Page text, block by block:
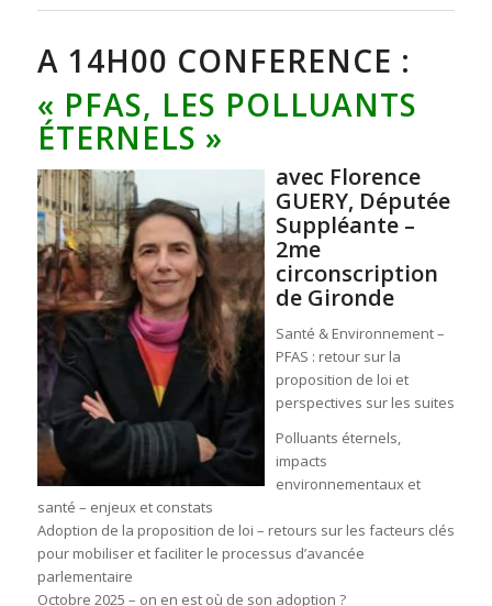
A 14H00 CONFERENCE :
« PFAS, LES POLLUANTS
ÉTERNELS »
avec Florence
GUERY, Députée
Suppléante –
2me
circonscription
de Gironde
Santé & Environnement –
PFAS : retour sur la
proposition de loi et
perspectives sur les suites
Polluants éternels,
impacts
environnementaux et
santé – enjeux et constats
Adoption de la proposition de loi – retours sur les facteurs clés
pour mobiliser et faciliter le processus d’avancée
parlementaire
Octobre 2025 – on en est où de son adoption ?